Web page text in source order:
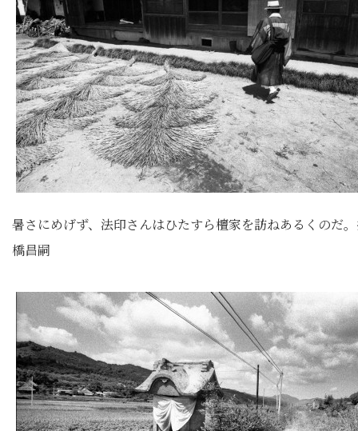
暑さにめげず、法印さんはひたすら檀家を訪ねあるくのだ
橋昌嗣